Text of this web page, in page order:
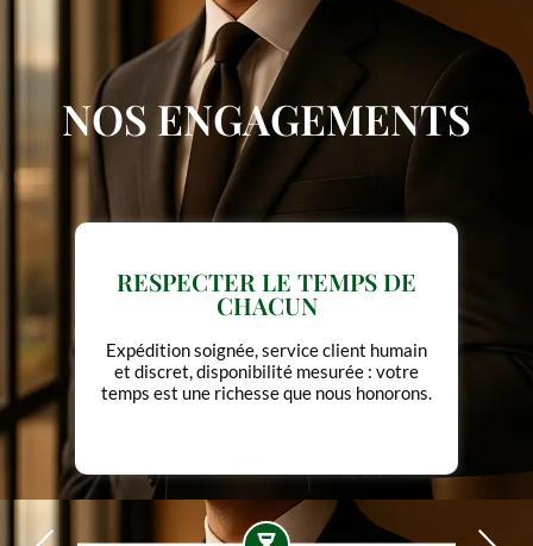
NOS ENGAGEMENTS
RESPECTER LE TEMPS DE
CHACUN
Expédition soignée, service client humain
et discret, disponibilité mesurée : votre
temps est une richesse que nous honorons.